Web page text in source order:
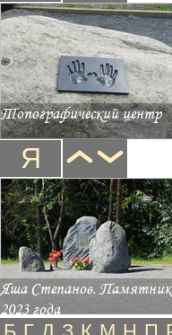
Топографический центр
Я
Яша Степанов. Памятник
2023 года